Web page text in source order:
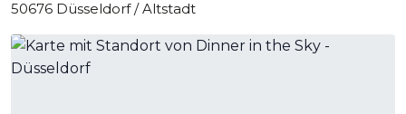
ab 12.000 €, bzw. Preis auf Anfrage
sitzend 22 Personen (pro Flug)
50676 Düsseldorf / Altstadt